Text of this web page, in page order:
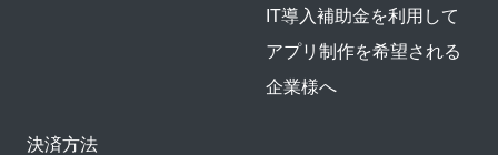
IT導入補助金を利用して
アプリ制作を希望される
企業様へ
決済方法